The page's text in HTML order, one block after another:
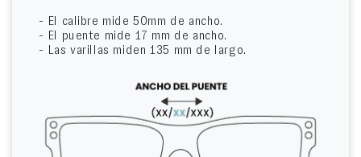
- El calibre mide 50mm de ancho.
- El puente mide 17 mm de ancho.
- Las varillas miden 135 mm de largo.